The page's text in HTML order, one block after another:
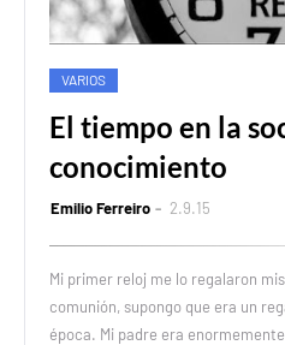
VARIOS
El tiempo en la
conocimiento
Emilio Ferreiro 2.9.15
Mi primer reloj me lo regalaron
comunión, supongo que era un
época. Mi padre era